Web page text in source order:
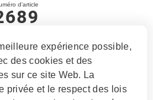
d'article
Bloc
expérience possible,
des cookies et des
sur ce site Web. La
privée et le respect des lois